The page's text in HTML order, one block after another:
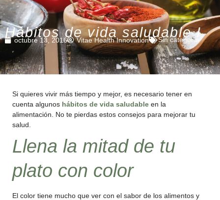
Hábitos de vida saludable I
octubre 13, 2016 Vitae Health Innovation Sin categoría
Si quieres vivir más tiempo y mejor, es necesario tener en
cuenta algunos hábitos de vida saludable en la
alimentación. No te pierdas estos consejos para mejorar tu
salud.
Llena la mitad de tu
plato con color
El color tiene mucho que ver con el sabor de los alimentos y